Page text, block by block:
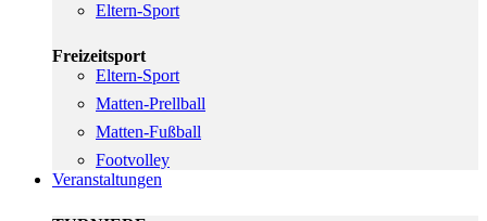
Eltern-Sport
Freizeitsport
Eltern-Sport
Matten-Prellball
Matten-Fußball
Footvolley
Veranstaltungen